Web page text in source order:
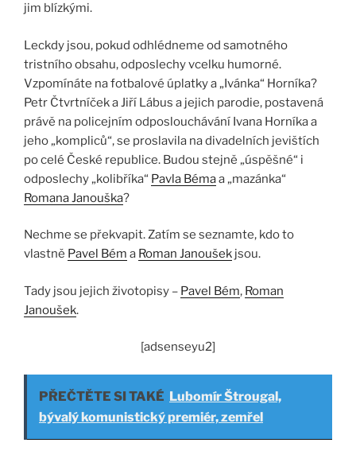
jim blízkými.
Leckdy jsou, pokud odhlédneme od samotného
tristního obsahu, odposlechy vcelku humorné.
Vzpomínáte na fotbalové úplatky a „Ivánka“ Horníka?
Petr Čtvrtníček a Jiří Lábus a jejich parodie, postavená
právě na policejním odposlouchávání Ivana Horníka a
jeho „kompliců“, se proslavila na divadelních jevištích
po celé České republice. Budou stejně „úspěšné“ i
odposlechy „kolibříka“ Pavla Bémaa „mazánka“
Romana Janouška?
Nechme se překvapit. Zatím se seznamte, kdo to
vlastně Pavel Bém a Roman Janoušek jsou.
Tady jsou jejich životopisy – Pavel Bém, Roman
Janoušek.
[adsenseyu2]
PŘEČTĚTE SI TAKÉ Lubomír Štrougal,
bývalý komunistický premiér, zemřel